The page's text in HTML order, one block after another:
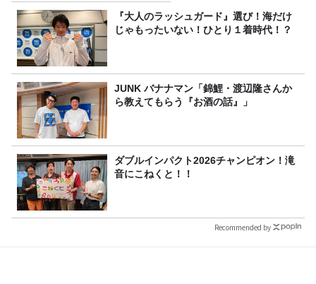
『大人のラッシュガード』選び！海だけ
じゃもったいない！ひとり１着時代！？
JUNK バナナマン「錦鯉・渡辺隆さんか
ら教えてもらう『お酒の話』」
ダブルインパクト2026チャンピオン！滝
音にこねくと！！
Recommended by